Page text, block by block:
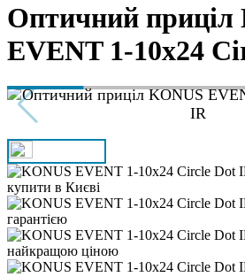
Оптичний приціл
EVENT 1-10x24